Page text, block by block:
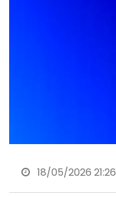
18/05/2026 21:26